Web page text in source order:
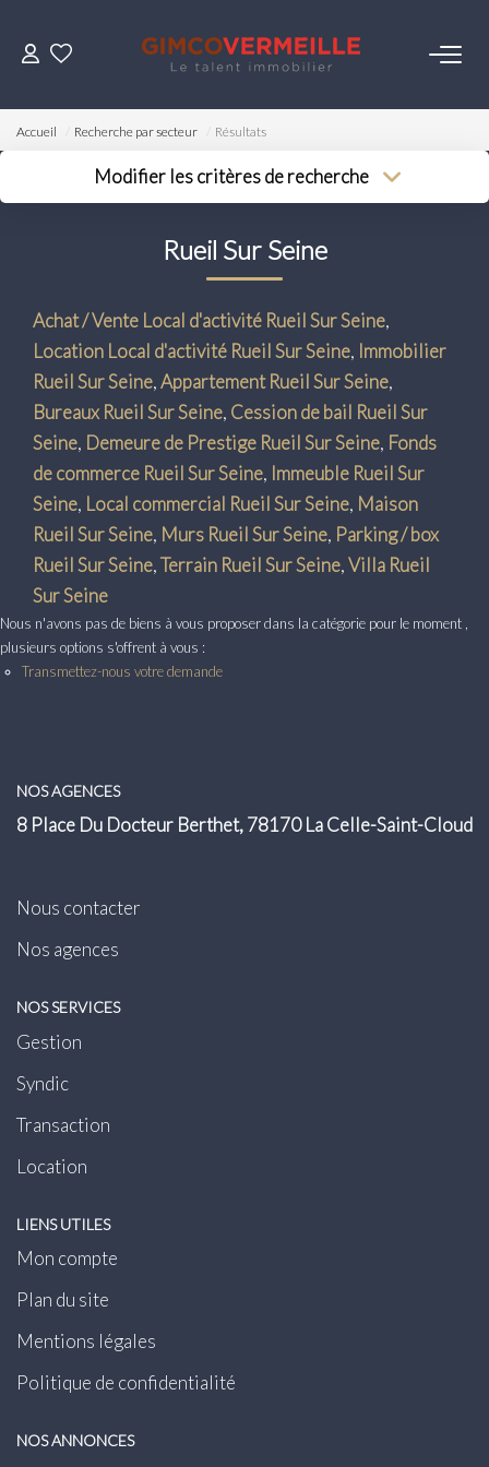
ACHETER
VENDRE
LOUER
NOS SERVICES
Gestion
Syndic
Transaction
Location
LE GROUPE
Nos Agences
Accueil Recherche par secteur Résultats
Modifier les critères de recherche
Surface min
Plus de critères
Créer une alerte
Rueil Sur Seine
Achat / Vente Local d'activité Rueil Sur Seine,
Location Local d'activité Rueil Sur Seine, Immobilier
Rueil Sur Seine,Appartement Rueil Sur Seine,
Bureaux Rueil Sur Seine, Cession de bail Rueil Sur
Seine, Demeure de Prestige Rueil Sur Seine, Fonds
de commerce Rueil Sur Seine, Immeuble Rueil Sur
Seine, Local commercial Rueil Sur Seine, Maison
Rueil Sur Seine, Murs Rueil Sur Seine, Parking / box
Rueil Sur Seine,Terrain Rueil Sur Seine,Villa Rueil
Sur Seine
Nous n'avons pas de biens à vous proposer dans la catégorie pour le moment ,
plusieurs options s'offrent à vous :
Transmettez-nous votre demande
NOS AGENCES
8 Place Du Docteur Berthet, 78170 La Celle-Saint-Cloud
Nous contacter
Nos agences
NOS SERVICES
Gestion
Syndic
Transaction
Location
LIENS UTILES
Mon compte
Plan du site
Mentions légales
Politique de confidentialité
NOS ANNONCES